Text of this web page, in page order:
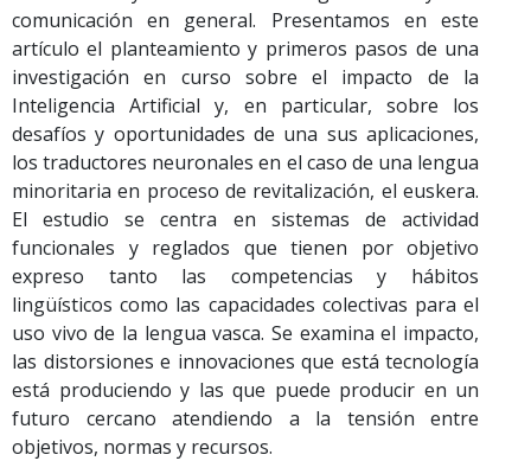
comunicación en general. Presentamos en este
artículo el planteamiento y primeros pasos de una
investigación en curso sobre el impacto de la
Inteligencia Artificial y, en particular, sobre los
desafíos y oportunidades de una sus aplicaciones,
los traductores neuronales en el caso de una lengua
minoritaria en proceso de revitalización, el euskera.
El estudio se centra en sistemas de actividad
funcionales y reglados que tienen por objetivo
expreso tanto las competencias y hábitos
lingüísticos como las capacidades colectivas para el
uso vivo de la lengua vasca. Se examina el impacto,
las distorsiones e innovaciones que está tecnología
está produciendo y las que puede producir en un
futuro cercano atendiendo a la tensión entre
objetivos, normas y recursos.